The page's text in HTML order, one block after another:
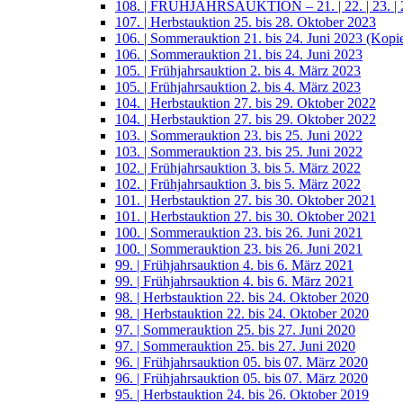
108. | FRÜHJAHRSAUKTION – 21. | 22. | 23. |
107. | Herbstauktion 25. bis 28. Oktober 2023
106. | Sommerauktion 21. bis 24. Juni 2023
106. | Sommerauktion 21. bis 24. Juni 2023
105. | Frühjahrsauktion 2. bis 4. März 2023
105. | Frühjahrsauktion 2. bis 4. März 2023
104. | Herbstauktion 27. bis 29. Oktober 2022
104. | Herbstauktion 27. bis 29. Oktober 2022
103. | Sommerauktion 23. bis 25. Juni 2022
103. | Sommerauktion 23. bis 25. Juni 2022
102. | Frühjahrsauktion 3. bis 5. März 2022
102. | Frühjahrsauktion 3. bis 5. März 2022
101. | Herbstauktion 27. bis 30. Oktober 2021
101. | Herbstauktion 27. bis 30. Oktober 2021
100. | Sommerauktion 23. bis 26. Juni 2021
100. | Sommerauktion 23. bis 26. Juni 2021
99. | Frühjahrsauktion 4. bis 6. März 2021
99. | Frühjahrsauktion 4. bis 6. März 2021
98. | Herbstauktion 22. bis 24. Oktober 2020
98. | Herbstauktion 22. bis 24. Oktober 2020
97. | Sommerauktion 25. bis 27. Juni 2020
97. | Sommerauktion 25. bis 27. Juni 2020
96. | Frühjahrsauktion 05. bis 07. März 2020
96. | Frühjahrsauktion 05. bis 07. März 2020
95. | Herbstauktion 24. bis 26. Oktober 2019